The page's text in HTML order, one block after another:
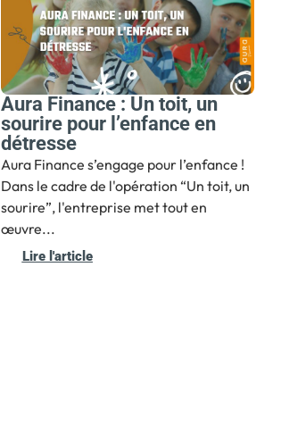
Aura Finance : Un toit, un
sourire pour l’enfance en
détresse
Aura Finance s’engage pour l’enfance !
Dans le cadre de l'opération “Un toit, un
sourire”, l'entreprise met tout en
œuvre...
Lire l'article